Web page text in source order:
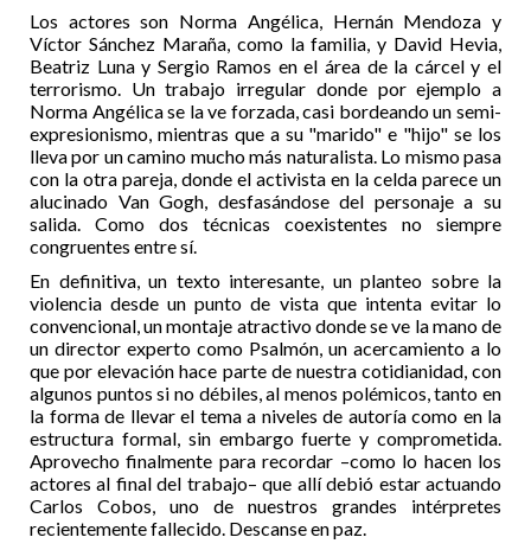
Los actores son Norma Angélica, Hernán Mendoza y
Víctor Sánchez Maraña, como la familia, y David Hevia,
Beatriz Luna y Sergio Ramos en el área de la cárcel y el
terrorismo. Un trabajo irregular donde por ejemplo a
Norma Angélica se la ve forzada, casi bordeando un semi-
expresionismo, mientras que a su "marido" e "hijo" se los
lleva por un camino mucho más naturalista. Lo mismo pasa
con la otra pareja, donde el activista en la celda parece un
alucinado Van Gogh, desfasándose del personaje a su
salida. Como dos técnicas coexistentes no siempre
congruentes entre sí.
En definitiva, un texto interesante, un planteo sobre la
violencia desde un punto de vista que intenta evitar lo
convencional, un montaje atractivo donde se ve la mano de
un director experto como Psalmón, un acercamiento a lo
que por elevación hace parte de nuestra cotidianidad, con
algunos puntos si no débiles, al menos polémicos, tanto en
la forma de llevar el tema a niveles de autoría como en la
estructura formal, sin embargo fuerte y comprometida.
Aprovecho finalmente para recordar –como lo hacen los
actores al final del trabajo– que allí debió estar actuando
Carlos Cobos, uno de nuestros grandes intérpretes
recientemente fallecido. Descanse en paz.